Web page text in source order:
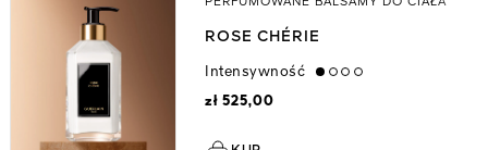
PERFUMOWANE BALSAMY DO CIAŁA
ROSE CHÉRIE
Intensywność low
zł 525,00